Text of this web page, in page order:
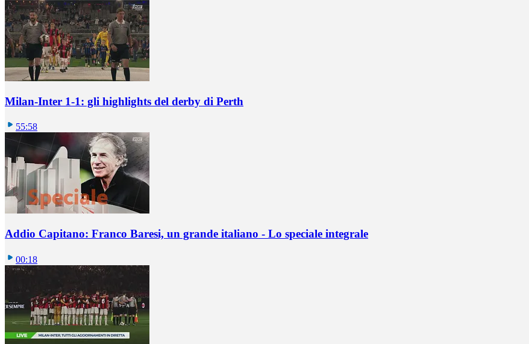
Milan-Inter 1-1: gli highlights del derby di Perth
55:58
Addio Capitano: Franco Baresi, un grande italiano - Lo speciale integrale
00:18